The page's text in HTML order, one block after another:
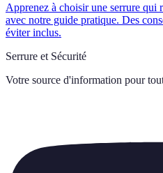
Apprenez à choisir une serrure qui
avec notre guide pratique. Des
éviter inclus.
Serrure et Sécurité
Votre source d'information pour